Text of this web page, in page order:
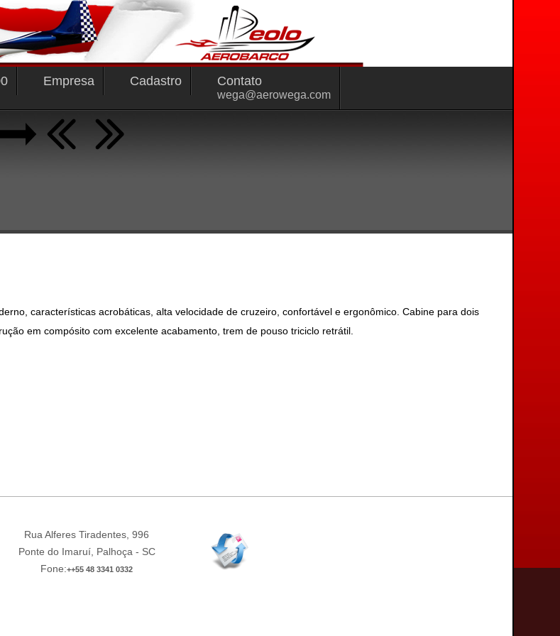
Empresa Cadastro Contato
wega@aerowega.com
características acrobáticas, alta velocidade de cruzeiro, confortável e ergonômico. Cabine para dois
em compósito com excelente acabamento, trem de pouso triciclo retrátil.
Rua Alferes Tiradentes, 996
Ponte do Imaruí, Palhoça - SC
Fone:++55 48 3341 0332